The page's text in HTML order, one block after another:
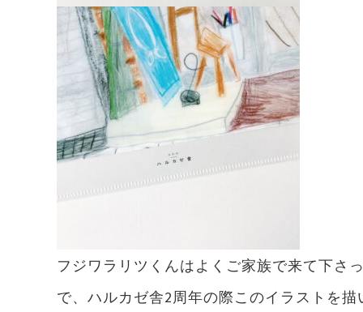
フジワラリツくんはよくご家族で来て下さ
で、ハルカゼ舎2周年の際このイラストを